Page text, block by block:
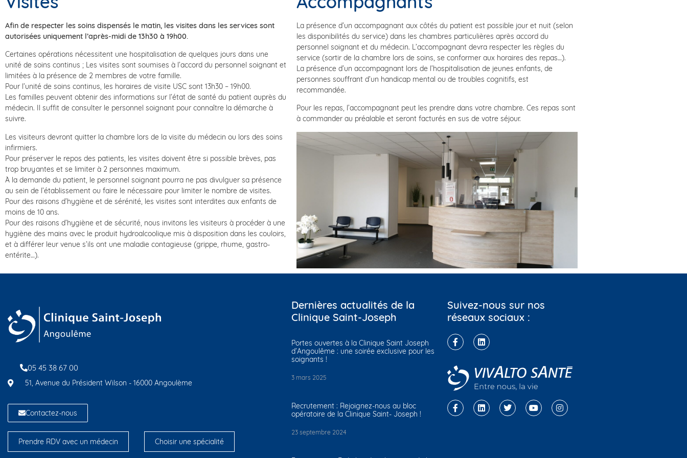
Afin de respecter les soins dispensés le matin, les visites dans les services sont
autorisées uniquement l’après-midi de 13h30 à 19h00.
Certaines opérations nécessitent une hospitalisation de quelques jours dans une
unité de soins continus ; Les visites sont soumises à l’accord du personnel soignant et
limitées à la présence de 2 membres de votre famille.
Pour l’unité de soins continus, les horaires de visite USC sont 13h30 – 19h00.
Les familles peuvent obtenir des informations sur l’état de santé du patient auprès du
médecin. Il suffit de consulter le personnel soignant pour connaître la démarche à
suivre.
Les visiteurs devront quitter la chambre lors de la visite du médecin ou lors des soins
infirmiers.
Pour préserver le repos des patients, les visites doivent être si possible brèves, pas
trop bruyantes et se limiter à 2 personnes maximum.
À la demande du patient, le personnel soignant pourra ne pas divulguer sa présence
au sein de l’établissement ou faire le nécessaire pour limiter le nombre de visites.
Pour des raisons d’hygiène et de sérénité, les visites sont interdites aux enfants de
moins de 10 ans.
Pour des raisons d’hygiène et de sécurité, nous invitons les visiteurs à procéder à une
hygiène des mains avec le produit hydroalcoolique mis à disposition dans les couloirs,
et à différer leur venue s’ils ont une maladie contagieuse (grippe, rhume, gastro-
entérite…).
La présence d’un accompagnant aux côtés du patient est possible jour et nuit (selon
les disponibilités du service) dans les chambres particulières après accord du
personnel soignant et du médecin. L’accompagnant devra respecter les règles du
service (sortir de la chambre lors de soins, se conformer aux horaires des repas…).
La présence d’un accompagnant lors de l’hospitalisation de jeunes enfants, de
personnes souffrant d’un handicap mental ou de troubles cognitifs, est
recommandée.
Pour les repas, l’accompagnant peut les prendre dans votre chambre. Ces repas sont
à commander au préalable et seront facturés en sus de votre séjour.
05 45 38 67 00
51, Avenue du Président Wilson - 16000 Angoulème
Contactez-nous
Prendre RDV avec un médecin Choisir une spécialité
Dernières actualités de la
Clinique Saint-Joseph
Portes ouvertes à la Clinique Saint Joseph
d’Angoulême : une soirée exclusive pour les
soignants !
3 mars 2025
Recrutement : Rejoignez-nous au bloc
opératoire de la Clinique Saint- Joseph !
23 septembre 2024
Suivez-nous sur nos
réseaux sociaux :